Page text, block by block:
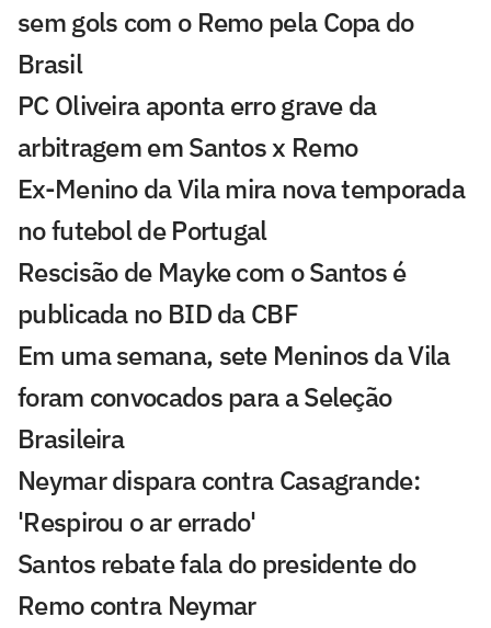
sem gols com o Remo pela Copa do
Brasil
PC Oliveira aponta erro grave da
arbitragem em Santos x Remo
Ex-Menino da Vila mira nova temporada
no futebol de Portugal
Rescisão de Mayke com o Santos é
publicada no BID da CBF
Em uma semana, sete Meninos da Vila
foram convocados para a Seleção
Brasileira
Neymar dispara contra Casagrande:
'Respirou o ar errado'
Santos rebate fala do presidente do
Remo contra Neymar